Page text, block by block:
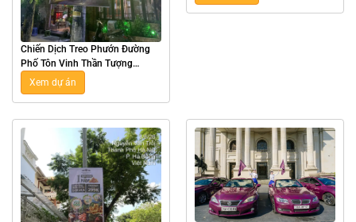
Chiến Dịch Treo Phướn Đường
Phố Tôn Vinh Thần Tượng
Esports Zeus Tại Hà Nội
Xem dự án